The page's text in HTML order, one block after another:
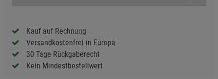
Kauf auf Rechnung
Versandkostenfrei in Europa
30 Tage Rückgaberecht
Kein Mindestbestellwert